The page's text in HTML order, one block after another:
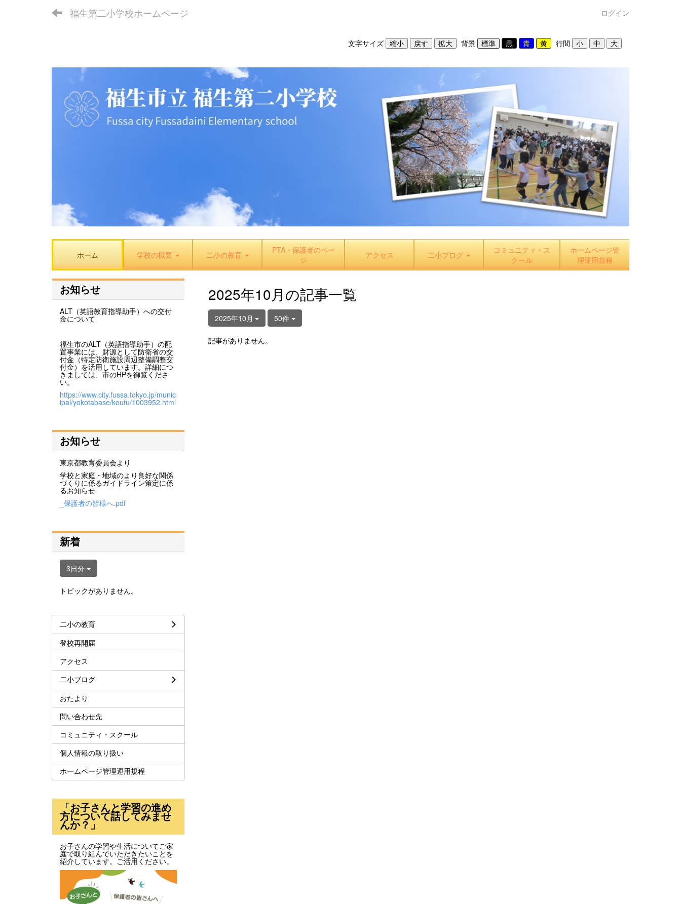
福生第二小学校ホームページ ログイン
文字サイズ 背景 行間
ホーム 学校の概要 二小の教育
PTA・保護者のペー
ジ
アクセス 二小ブログ
コミュニティ・ス
クール
ホームページ管
理運用規程
2025年10月の記事一覧
2025年10月 50件
記事がありません。
お知らせ
ALT（英語教育指導助手）への交付
金について
福生市のALT（英語指導助手）の配
置事業には、財源として防衛省の交
付金（特定防衛施設周辺整備調整交
付金）を活用しています。詳細につ
きましては、市のHPを御覧くださ
い。
https://www.city.fussa.tokyo.jp/munic
ipal/yokotabase/koufu/1003952.html
お知らせ
東京都教育委員会より
学校と家庭・地域のより良好な関係
づくりに係るガイドライン策定に係
るお知らせ
_保護者の皆様へ.pdf
新着
3日分
トピックがありません。
二小の教育
登校再開届
アクセス
二小ブログ
おたより
問い合わせ先
コミュニティ・スクール
個人情報の取り扱い
ホームページ管理運用規程
「お子さんと学習の進め
方について話してみませ
んか？」
お子さんの学習や生活についてご家
庭で取り組んでいただきたいことを
紹介しています。ご活用ください。